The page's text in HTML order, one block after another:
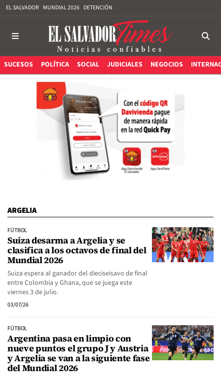
EL SALVADOR MUNDIAL 2026 DETENCIÓN
SUCESOS POLÍTICA SOCIAL JUDICIALES NEGOCIOS
ARGELIA
FÚTBOL
Suiza desarma a Argelia y se
clasifica a los octavos de final del
Mundial 2026
Suiza espera al ganador del dieciseisavo de final
entre Colombia y Ghana, que se juega este
viernes 3 de julio.
03/07/26
FÚTBOL
Argentina pasa en limpio con
nueve puntos el grupo J y Austria
y Argelia se van a la siguiente fase
del Mundial 2026